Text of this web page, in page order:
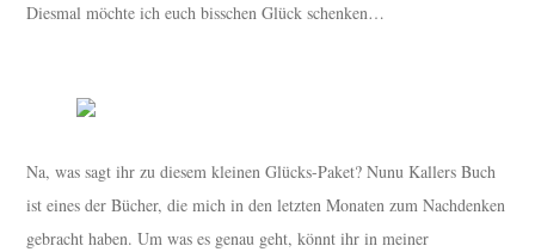
Diesmal möchte ich euch bisschen Glück schenken…
Na, was sagt ihr zu diesem kleinen Glücks-Paket? Nunu Kallers Buch
ist eines der Bücher, die mich in den letzten Monaten zum Nachdenken
gebracht haben. Um was es genau geht, könnt ihr in meiner